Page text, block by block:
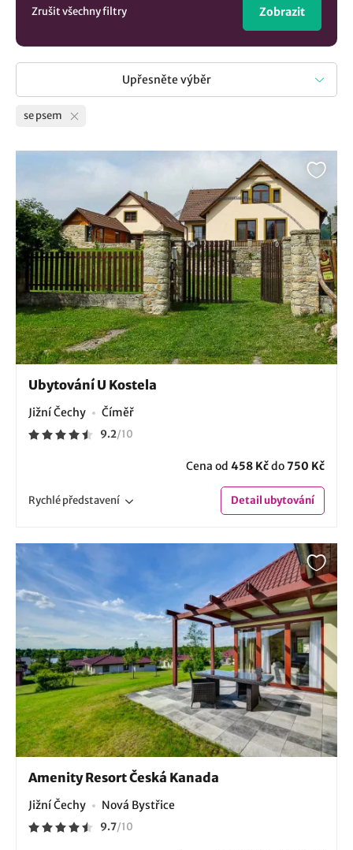
Zrušit všechny filtry Zobrazit
Upřesněte výběr
se psem
Ubytování U Kostela
Jižní Čechy Číměř
9.2/10
Cena od 458 Kčdo750 Kč
Rychlépředstavení Detailubytování
Amenity Resort Česká Kanada
Jižní Čechy Nová Bystřice
9.7/10